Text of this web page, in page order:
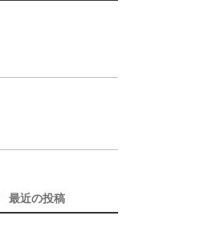
最近の投稿